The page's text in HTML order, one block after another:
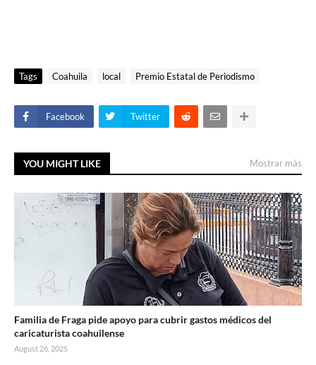
Tags Coahuila local Premio Estatal de Periodismo
Facebook Twitter
YOU MIGHT LIKE Mostrar más
Familia de Fraga pide apoyo para cubrir gastos médicos del
caricaturista coahuilense
August 26, 2025